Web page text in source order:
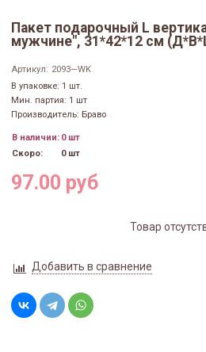
Пакет подарочный L
мужчине", 31*42*12 см
Артикул: 2093—WK
В упаковке: 1 шт.
Мин. партия: 1 шт
Производитель: Браво
В наличии: 0 шт
Скоро:
0 шт
97.00 руб
Товар
Добавить в сравнение